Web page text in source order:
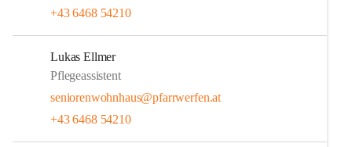
+43 6468 54210
Lukas Ellmer
Pflegeassistent
seniorenwohnhaus@pfarrwerfen.at
+43 6468 54210